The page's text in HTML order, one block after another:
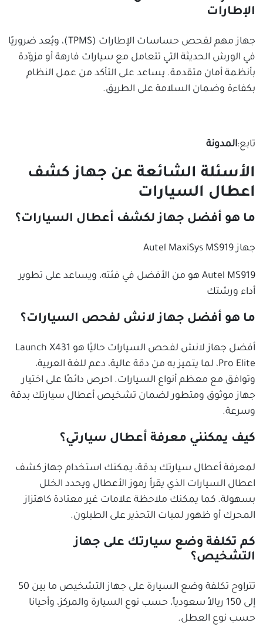
الإطارات
جهاز مهم لفحص حساسات الإطارات (TPMS)، ويُعد ضروريًا
في الورش الحديثة التي تتعامل مع سيارات فارهة أو مزوّدة
بأنظمة أمان متقدمة. يساعد على التأكد من عمل النظام
بكفاءة وضمان السلامة على الطريق.
تابع:المدونة
الأسئلة الشائعة عن جهاز كشف
اعطال السيارات
ما هو أفضل جهاز لكشف أعطال السيارات؟
جهاز Autel MaxiSys MS919
Autel MS919 هو من الأفضل في فئته، ويساعد على تطوير
أداء ورشتك
ما هو أفضل جهاز لانش لفحص السيارات؟
أفضل جهاز لانش لفحص السيارات حاليًا هو Launch X431
Pro Elite، لما يتميز به من دقة عالية، دعم للغة العربية،
وتوافق مع معظم أنواع السيارات. احرص دائمًا على اختيار
جهاز موثوق ومتطور لضمان تشخيص أعطال سيارتك بدقة
وسرعة.
كيف يمكنني معرفة أعطال سيارتي؟
لمعرفة أعطال سيارتك بدقة، يمكنك استخدام جهاز كشف
اعطال السيارات الذي يقرأ رموز الأعطال ويحدد الخلل
بسهولة. كما يمكنك ملاحظة علامات غير معتادة كاهتزاز
المحرك أو ظهور لمبات التحذير على الطبلون.
كم تكلفة وضع سيارتك على جهاز
التشخيص؟
تتراوح تكلفة وضع السيارة على جهاز التشخيص ما بين 50
إلى 150 ريالاً سعودياً، حسب نوع السيارة والمركز، وأحيانا
حسب نوع العطل.